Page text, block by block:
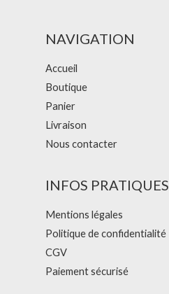
NAVIGATION
Accueil
Boutique
Panier
Livraison
Nous contacter
INFOS PRATIQUES
Mentions légales
Politique de confidentialité
CGV
Paiement sécurisé